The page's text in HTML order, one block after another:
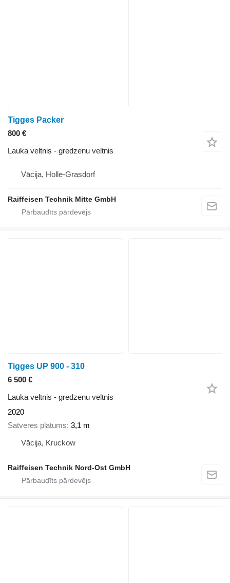
Tigges Packer
800 €
Lauka veltnis - gredzenu veltnis
Vācija, Holle-Grasdorf
Raiffeisen Technik Mitte GmbH
Tigges UP 900 - 310
6 500 €
Lauka veltnis - gredzenu veltnis
2020
Satveres platums 3,1 m
Vācija, Kruckow
Raiffeisen Technik Nord-Ost GmbH